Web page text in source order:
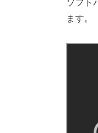
ソフト
ます。